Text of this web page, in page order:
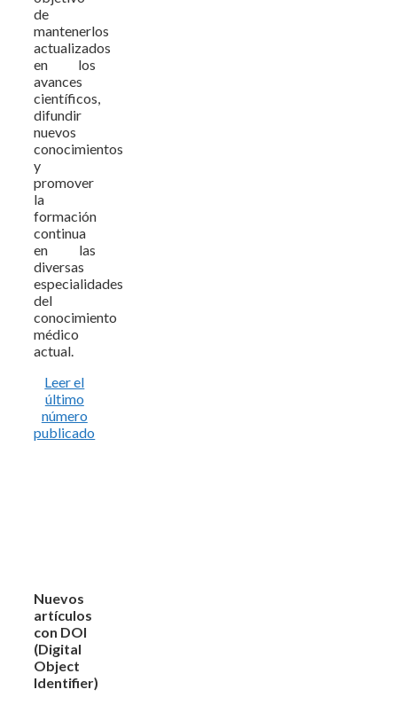
de
mantenerlos
actualizados
en los
avances
científicos,
difundir
nuevos
conocimientos
y
promover
la
formación
continua
en las
diversas
especialidades
del
conocimiento
médico
actual.
Leer el
último
número
publicado
Nuevos
artículos
con DOI
(Digital
Object
Identifier)